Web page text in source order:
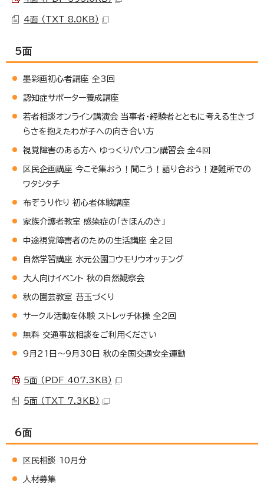
4面 （TXT 8.0KB）
5面
墨彩画初心者講座 全3回
認知症サポーター養成講座
若者相談オンライン講演会 当事者・経験者とともに考える生きづ
らさを抱えたわが子への向き合い方
視覚障害のある方へ ゆっくりパソコン講習会 全4回
区民企画講座 今こそ集おう！聞こう！語り合おう！避難所での
ワタシタチ
布ぞうり作り 初心者体験講座
家族介護者教室 感染症の「きほんのき」
中途視覚障害者のための生活講座 全2回
自然学習講座 水元公園コウモリウオッチング
大人向けイベント 秋の自然観察会
秋の園芸教室 苔玉づくり
サークル活動を体験 ストレッチ体操 全2回
無料 交通事故相談をご利用ください
9月21日～9月30日 秋の全国交通安全運動
5面 （PDF 407.3KB）
5面 （TXT 7.3KB）
6面
区民相談 10月分
人材募集